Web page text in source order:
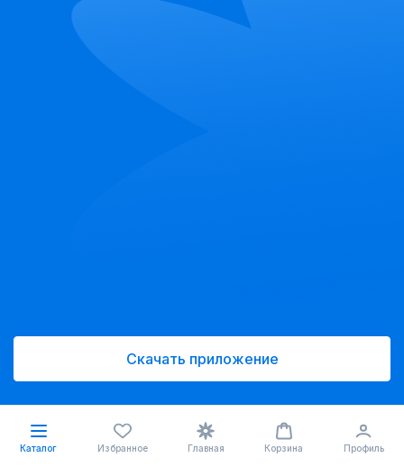
Скачать приложение
Каталог Избранное Главная Корзина Профиль